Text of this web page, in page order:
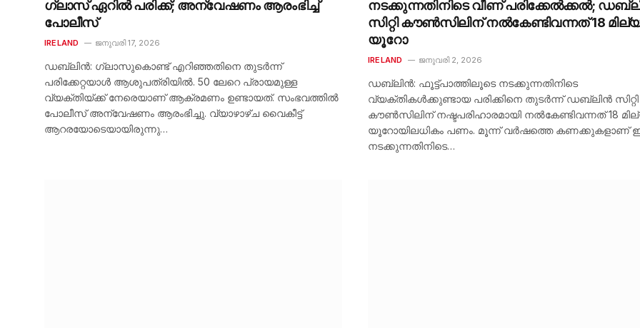
ഗ്ലാസ് ഏറിൽ പരിക്ക്; അന്വേഷണം ആരംഭിച്ച്
പോലീസ്
IRELAND ജനുവരി 17, 2026
ഡബ്ലിൻ: ഗ്ലാസുകൊണ്ട് എറിഞ്ഞതിനെ തുടർന്ന്
പരിക്കേറ്റയാൾ ആശുപത്രിയിൽ. 50 ലേറെ പ്രായമുള്ള
വ്യക്തിയ്ക്ക് നേരെയാണ് ആക്രമണം ഉണ്ടായത്. സംഭവത്തിൽ
പോലീസ് അന്വേഷണം ആരംഭിച്ചു. വ്യാഴാഴ്ച വൈകീട്ട്
ആറരയോടെയായിരുന്നു…
നടക്കുന്നതിനിടെ വീണ് പരിക്കേൽക്കൽ;
സിറ്റി കൗൺസിലിന് നൽകേണ്ടിവന്നത് 18
യൂറോ
IRELAND ജനുവരി 2, 2026
ഡബ്ലിൻ: ഫൂട്ട്പാത്തിലൂടെ നടക്കുന്നതിനിടെ
വ്യക്തികൾക്കുണ്ടായ പരിക്കിനെ തുടർന്ന് ഡബ്ലിൻ സിറ്റി
കൗൺസിലിന് നഷ്ടപരിഹാരമായി നൽകേണ്ടിവന്നത് 18
യൂറോയിലധികം പണം. മൂന്ന് വർഷത്തെ കണക്കുകളാണ്
നടക്കുന്നതിനിടെ…